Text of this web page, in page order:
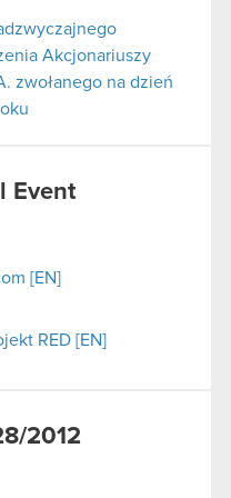
Akcjonariuszy
zwołanego na dzień
Event
[EN]
RED [EN]
2012